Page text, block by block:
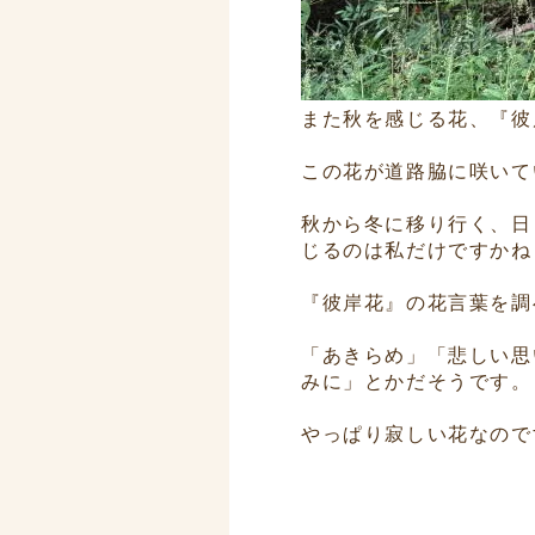
また秋を感じる花、『
この花が道路脇に咲い
秋から冬に移り行く、
じるのは私だけですかね
『彼岸花』の花言葉を
「あきらめ」「悲しい
みに」とかだそうです。
やっぱり寂しい花なの